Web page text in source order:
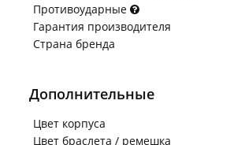
Противоударные
Гарантия производителя
Страна бренда
Дополнительные
Цвет корпуса
Цвет браслета / ремешка